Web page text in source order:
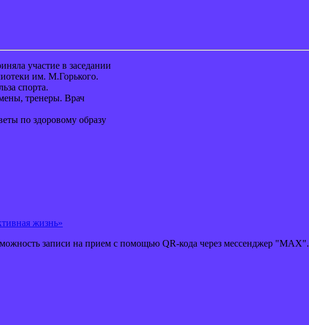
участие в заседании
им. М.Горького.
спорта.
тренеры. Врач
по здоровому образу
жизнь»
записи на прием с помощью QR-кода через мессенджер "MAX".